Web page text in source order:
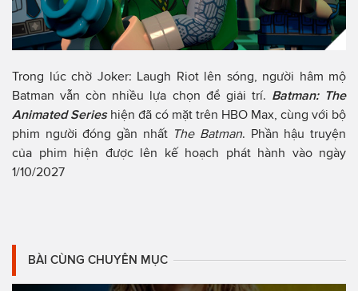
Trong lúc chờ Joker: Laugh Riot lên sóng, người hâm mộ
Batman vẫn còn nhiều lựa chọn để giải trí. Batman: The
Animated Serieshiện đã có mặt trên HBO Max, cùng với bộ
phim người đóng gần nhất The Batman. Phần hậu truyện
của phim hiện được lên kế hoạch phát hành vào ngày
1/10/2027
BÀI CÙNG CHUYÊN MỤC